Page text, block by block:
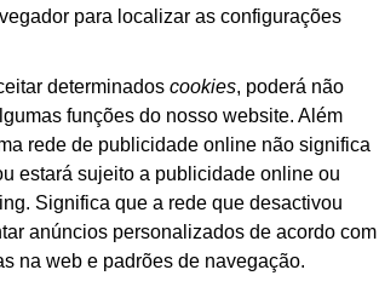
para localizar as configurações
determinados cookies, poderá não
funções do nosso website. Além
rede de publicidade online não significa
estará sujeito a publicidade online ou
Significa que a rede que desactivou
anúncios personalizados de acordo com
na web e padrões de navegação.